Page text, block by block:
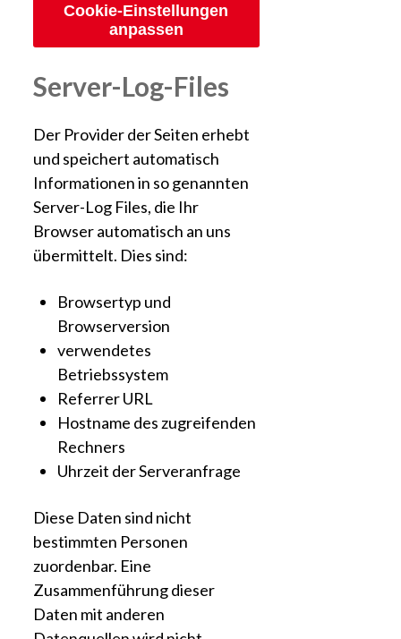
Cookie-Einstellungen
anpassen
Server-Log-Files
Der Provider der Seiten erhebt
und speichert automatisch
Informationen in so genannten
Server-Log Files, die Ihr
Browser automatisch an uns
übermittelt. Dies sind:
Browsertyp und
Browserversion
verwendetes
Betriebssystem
Referrer URL
Hostname des zugreifenden
Rechners
Uhrzeit der Serveranfrage
Diese Daten sind nicht
bestimmten Personen
zuordenbar. Eine
Zusammenführung dieser
Daten mit anderen